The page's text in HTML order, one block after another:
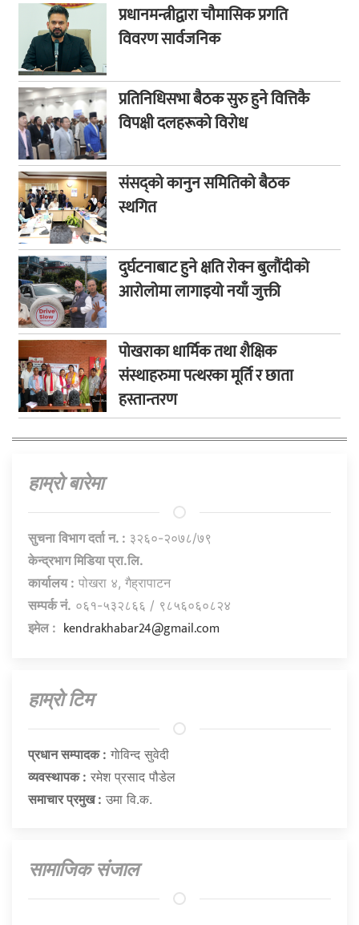
प्रधानमन्त्रीद्वारा चौमासिक प्रगति
विवरण सार्वजनिक
प्रतिनिधिसभा बैठक सुरु हुने वित्तिकै
विपक्षी दलहरूको विरोध
संसद्को कानुन समितिको बैठक
स्थगित
दुर्घटनाबाट हुने क्षति रोक्न बुलौंदीको
आरोलोमा लागाइयो नयाँ जुक्ती
पोखराका धार्मिक तथा शैक्षिक
संस्थाहरुमा पत्थरका मूर्ति र छाता
हस्तान्तरण
हाम्राे बारेमा
सुचना विभाग दर्ता न. : ३२६०-२०७८/७९
केन्द्रभाग मिडिया प्रा.लि.
कार्यालय : पोखरा ४, गैह्रापाटन
सम्पर्क नं. ०६१-५३२८६६ / ९८५६०६०८२४
इमेल : kendrakhabar24@gmail.com
हाम्राे टिम
प्रधान सम्पादक : गाेविन्द सुवेदी
व्यवस्थापक : रमेश प्रसाद पौडेल
समाचार प्रमुख : उमा वि.क.
सामाजिक संजाल